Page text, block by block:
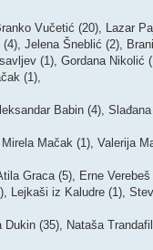
Vučetić (20), Lazar
Jelena Šneblić (2),
(1), Gordana
(1),
Babin (4),
Mačak (1), Valerija
Graca (5), Erne
Lejkaši iz Kaludre (1),
(35), Nataša